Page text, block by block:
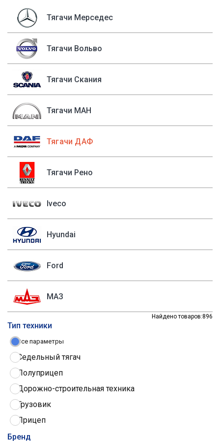
Тягачи Мерседес
Тягачи Вольво
Тягачи Скания
Тягачи МАН
Тягачи ДАФ
Тягачи Рено
Iveco
Hyundai
Ford
МАЗ
Найдено товаров:896
Тип техники
Все параметры
Седельный тягач
Полуприцеп
Дорожно-строительная техника
Грузовик
Прицеп
Трактор
Бренд